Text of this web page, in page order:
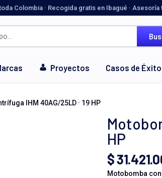
Colombia · Recogida gratis en Ibagué ·
Proyectos Casos de Éxito
IHM 40AG/25LD · 19 HP
HP
$
Motobomba